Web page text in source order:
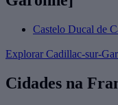
Castelo Ducal de
Explorar Cadillac-sur-
Cidades na